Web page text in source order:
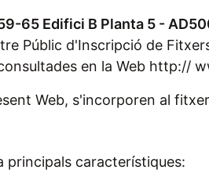
65 Edifici B Planta 5 -
Públic d'Inscripció de
en la Web http://
Web, s'incorporen al fitxer
principals característiques: